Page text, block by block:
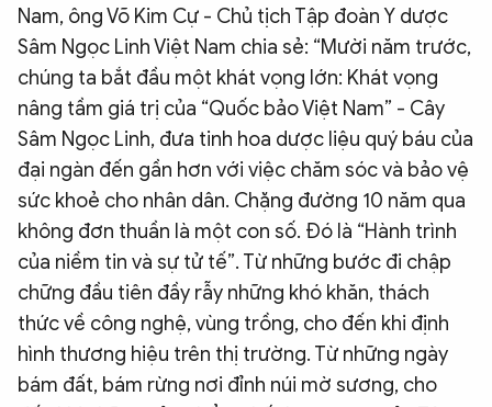
Nam, ông Võ Kim Cự - Chủ tịch Tập đoàn Y dược
Sâm Ngọc Linh Việt Nam chia sẻ: “Mười năm trước,
chúng ta bắt đầu một khát vọng lớn: Khát vọng
nâng tầm giá trị của “Quốc bảo Việt Nam” - Cây
Sâm Ngọc Linh, đưa tinh hoa dược liệu quý báu của
đại ngàn đến gần hơn với việc chăm sóc và bảo vệ
sức khoẻ cho nhân dân. Chặng đường 10 năm qua
không đơn thuần là một con số. Đó là “Hành trình
của niềm tin và sự tử tế”. Từ những bước đi chập
chững đầu tiên đầy rẫy những khó khăn, thách
thức về công nghệ, vùng trồng, cho đến khi định
hình thương hiệu trên thị trường. Từ những ngày
bám đất, bám rừng nơi đỉnh núi mờ sương, cho